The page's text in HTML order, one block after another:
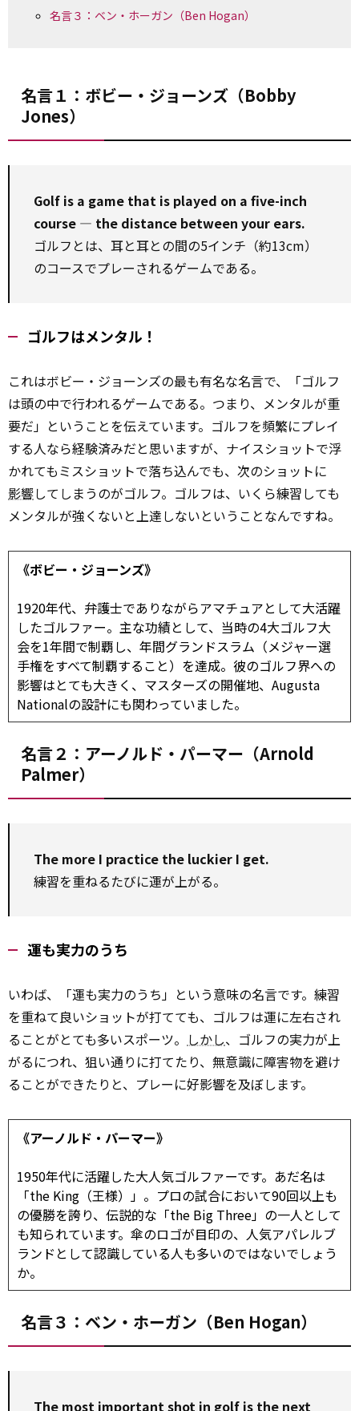
名言３：ベン・ホーガン（Ben Hogan）
名言１：ボビー・ジョーンズ（Bobby
Jones）
Golf is a game that is played on a five-inch
course ― the distance between your ears.
ゴルフとは、耳と耳との間の5インチ（約13cm）
のコースでプレーされるゲームである。
ゴルフはメンタル！
これはボビー・ジョーンズの最も有名な名言で、「ゴルフ
は頭の中で行われるゲームである。つまり、メンタルが重
要だ」ということを伝えています。ゴルフを頻繁にプレイ
する人なら経験済みだと思いますが、ナイスショットで浮
かれてもミスショットで落ち込んでも、次のショットに
影響してしまうのがゴルフ。ゴルフは、いくら練習しても
メンタルが強くないと上達しないということなんですね。
《ボビー・ジョーンズ》
1920年代、弁護士でありながらアマチュアとして大活躍
したゴルファー。主な功績として、当時の4大ゴルフ大
会を1年間で制覇し、年間グランドスラム（メジャー選
手権をすべて制覇すること）を達成。彼のゴルフ界への
影響はとても大きく、マスターズの開催地、Augusta
Nationalの設計にも関わっていました。
名言２：アーノルド・パーマー（Arnold
Palmer）
The more I practice the luckier I get.
練習を重ねるたびに運が上がる。
運も実力のうち
いわば、「運も実力のうち」という意味の名言です。練習
を重ねて良いショットが打てても、ゴルフは運に左右され
ることがとても多いスポーツ。 しかし、ゴルフの実力が上
がるにつれ、狙い通りに打てたり、無意識に障害物を避け
ることができたりと、プレーに好影響を及ぼします。
《アーノルド・パーマー》
1950年代に活躍した大人気ゴルファーです。あだ名は
「the King（王様）」。プロの試合において90回以上も
の優勝を誇り、伝説的な「the Big Three」の一人として
も知られています。傘のロゴが目印の、人気アパレルブ
ランドとして認識している人も多いのではないでしょう
か。
名言３：ベン・ホーガン（Ben Hogan）
The most important shot in golf is the next